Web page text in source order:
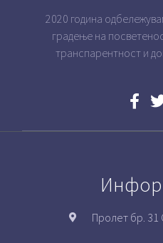
2020 година
градење на
транспарентност и
Пролет бр. 31